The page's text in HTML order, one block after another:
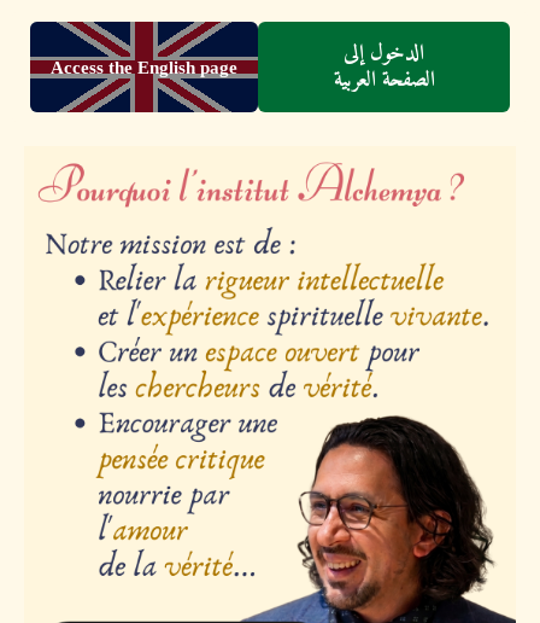
Access the English page الدخول إلى
الصفحة العربية